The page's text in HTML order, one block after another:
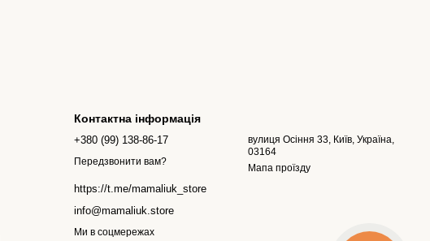
Контактна інформація
+380 (99) 138-86-17
Передзвонити вам?
https://t.me/mamaliuk_store
info@mamaliuk.store
вулиця Осіння 33, Київ, Україна,
03164
Мапа проїзду
Ми в соцмережах